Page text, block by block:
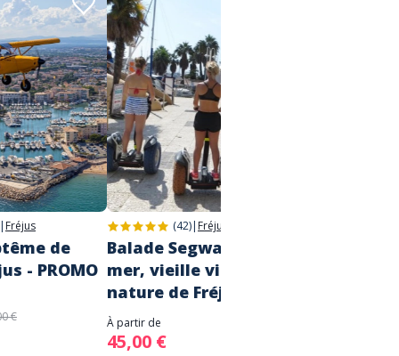
| Fréjus
de
- PROMO
€
(42)| Fréjus
Balade Segway - Bord de
mer, vieille ville et base
nature de Fréjus
À partir de
45,00 €